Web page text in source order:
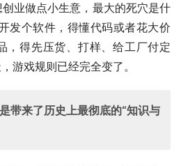
业做点小生意，最大的死穴是什
发个软件，得懂代码或者花大价
，得先压货、打样、给工厂付定
游戏规则已经完全变了。
带来了历史上最彻底的“知识与